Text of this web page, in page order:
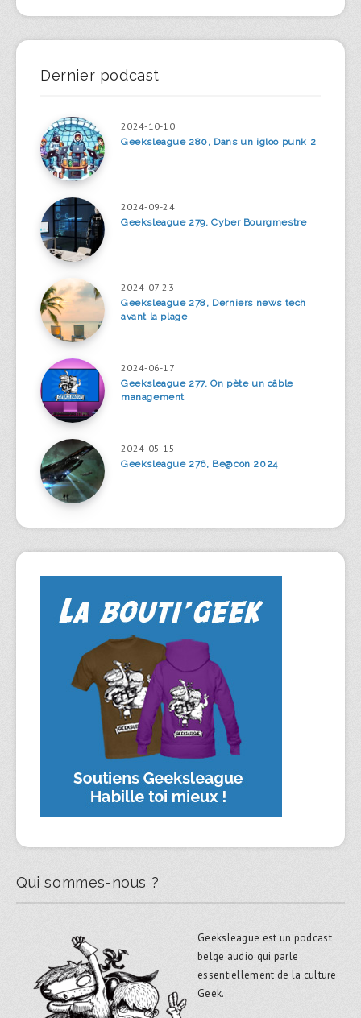
Dernier podcast
2024-10-10
Geeksleague 280, Dans un igloo punk 2
2024-09-24
Geeksleague 279, Cyber Bourgmestre
2024-07-23
Geeksleague 278, Derniers news tech
avant la plage
2024-06-17
Geeksleague 277, On pète un câble
management
2024-05-15
Geeksleague 276, Be@con 2024
Qui sommes-nous ?
Geeksleague est un podcast
belge audio qui parle
essentiellement de la culture
Geek.